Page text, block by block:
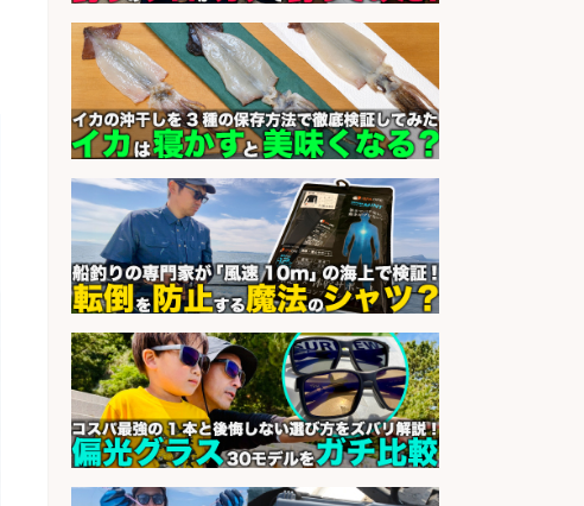
「製造」/釣り好き歓迎
会社名 広松久水産株式会社
sponsored by 求人ボックス
宮崎の魚を届ける「水産品販売スタ
ッフ」 年休128日 未経験可
会社名 宮崎県漁業協同組合連合会
sponsored by 求人ボックス
釣り具メーカーの「営業事務」/転
勤なし
会社名 株式会社ジャッカル
sponsored by 求人ボックス
日払いOKで即日収入/営業事務/「時